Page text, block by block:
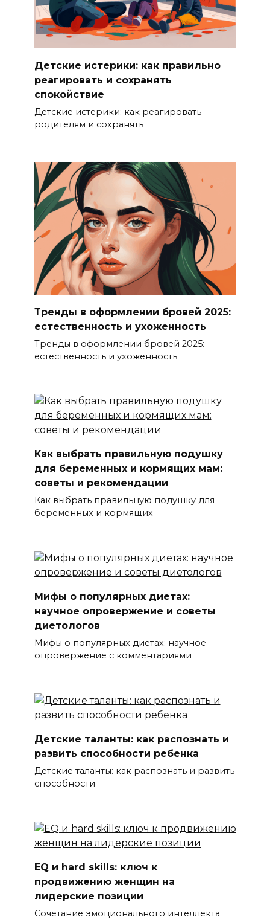
Детские истерики: как правильно
реагировать и сохранять
спокойствие
Детские истерики: как реагировать
родителям и сохранять
Тренды в оформлении бровей 2025:
естественность и ухоженность
Тренды в оформлении бровей 2025:
естественность и ухоженность
Как выбрать правильную подушку
для беременных и кормящих мам:
советы и рекомендации
Как выбрать правильную подушку для
беременных и кормящих
Мифы о популярных диетах:
научное опровержение и советы
диетологов
Мифы о популярных диетах: научное
опровержение с комментариями
Детские таланты: как распознать и
развить способности ребенка
Детские таланты: как распознать и развить
способности
EQ и hard skills: ключ к
продвижению женщин на
лидерские позиции
Сочетание эмоционального интеллекта